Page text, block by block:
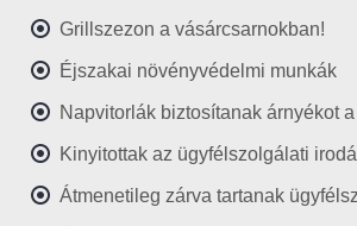
Grillszezon a vásárcsarnokban!
Éjszakai növényvédelmi munkák
Napvitorlák biztosítanak árnyékot
Kinyitottak az ügyfélszolgálati
Átmenetileg zárva tartanak